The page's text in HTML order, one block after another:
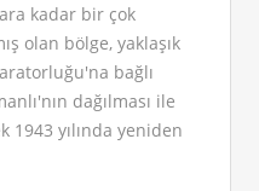
kadar bir çok
olan bölge, yaklaşık
bağlı
dağılması ile
1943 yılında yeniden